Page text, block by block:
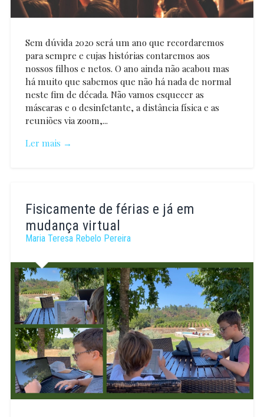
Sem dúvida 2020 será um ano que recordaremos
para sempre e cujas histórias contaremos aos
nossos filhos e netos. O ano ainda não acabou mas
há muito que sabemos que não há nada de normal
neste fim de década. Não vamos esquecer as
máscaras e o desinfetante, a distância física e as
reuniões via zoom,...
Ler mais →
Mendão
Fisicamente de férias e já em
mudança virtual
Maria Teresa Rebelo Pereira